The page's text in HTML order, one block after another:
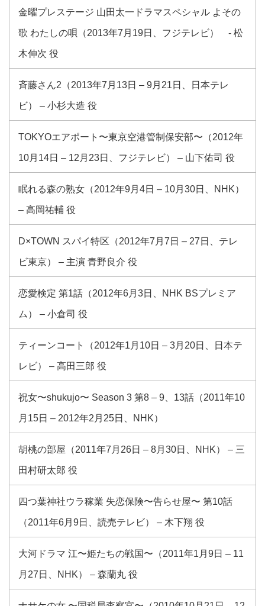
金曜プレステージ 山田太一ドラマスペシャル よその
歌 わたしの唄（2013年7月19日、フジテレビ） - 松
木伸次 役
斉藤さん2（2013年7月13日 – 9月21日、日本テレ
ビ） – 小杉大造 役
TOKYOエアポート〜東京空港管制保安部〜（2012年
10月14日 – 12月23日、フジテレビ） – 山下佑司 役
眠れる森の熟女（2012年9月4日 – 10月30日、NHK）
– 高岡祐輔 役
D×TOWN スパイ特区（2012年7月7日 – 27日、テレ
ビ東京） – 主演 青野良介 役
恋愛検定 第1話（2012年6月3日、NHK BSプレミア
ム） – 小倉司 役
ティーンコート（2012年1月10日 – 3月20日、日本テ
レビ） – 高田三郎 役
祝女〜shukujo〜 Season 3 第8 – 9、13話（2011年10
月15日 – 2012年2月25日、NHK）
胡桃の部屋（2011年7月26日 – 8月30日、NHK） – 三
田村研太郎 役
四つ葉神社ウラ稼業 失恋保険〜告らせ屋〜 第10話
（2011年6月9日、読売テレビ） – 木下翔 役
大河ドラマ 江〜姫たちの戦国〜（2011年1月9日 – 11
月27日、NHK） – 森蘭丸 役